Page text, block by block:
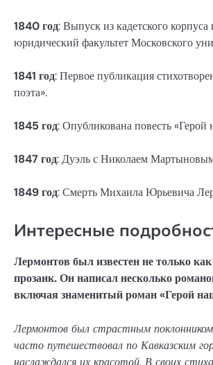
1840 год: Выпуск из кадетского
юридический факультет Московского
1841 год: Первое публикация
поэта».
1845 год: Опубликована повесть «Герой
1847 год: Дуэль с Николаем
1849 год: Смерть Михаила Юрьевича
Интересные
Лермонтов был известен не только
прозаик. Он написал несколько
включая знаменитый роман «Герой
Лермонтов был страстным
часто путешествовал по Кавказским
наслаждался их красотой. В своих